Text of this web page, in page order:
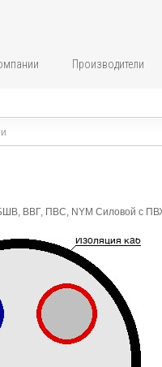
Производители
ВВГ, ПВС, NYM Силовой с